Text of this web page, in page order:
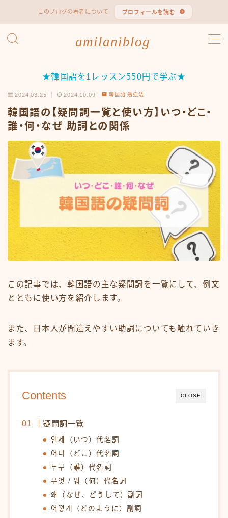
このブログの著者について プロフィールを読む
amilaniblog
MENU
韓国語 検定試験
ハン検（ハングル能力検定試験）
TOPIK（韓国語能力試験）
韓国エンタメ
韓国ドラマ
韓国情報
★韓国語を1レッスン550円で学ぶ★
2024.03.25 2024.10.09 韓国語 勉強法
韓国語の【疑問詞一覧と使い方】いつ・どこ・
誰・何・なぜ 助詞との関係
この記事では、韓国語の主な疑問詞を一覧にして、例文
とともに使い方を紹介します。
また、日本人が間違えやすい助詞についても触れていき
ます。
CLOSE
Contents
疑問詞一覧
언제（いつ）代名詞
어디（どこ）代名詞
누구（誰）代名詞
무엇 / 뭐（何）代名詞
왜（なぜ、どうして）副詞
어떻게（どのように）副詞